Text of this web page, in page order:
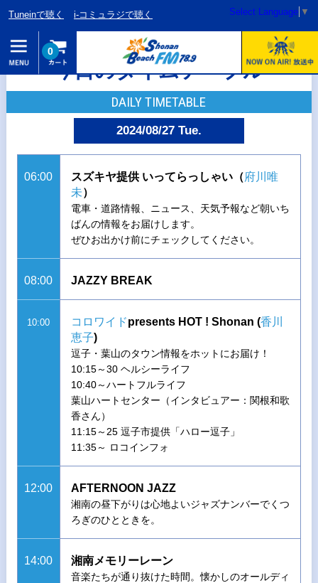
Tuneinで聴く i-コミュラジで聴く Select Language ▼
0
今日のタイムテーブル
DAILY TIMETABLE
2024/08/27 Tue.
06:00 スズキヤ提供 いってらっしゃい（府川唯
未）
電車・道路情報、ニュース、天気予報など朝いち
ばんの情報をお届けします。
ぜひお出かけ前にチェックしてください。
08:00 JAZZY BREAK
10:00 コロワイドpresents HOT ! Shonan (香川
恵子)
逗子・葉山のタウン情報をホットにお届け！
10:15～30 ヘルシーライフ
10:40～ハートフルライフ
葉山ハートセンター（インタビュアー：関根和歌
香さん）
11:15～25 逗子市提供「ハロー逗子」
11:35～ ロコインフォ
12:00 AFTERNOON JAZZ
湘南の昼下がりは心地よいジャズナンバーでくつ
ろぎのひとときを。
14:00 湘南メモリーレーン
音楽たちが通り抜けた時間。懐かしのオールディ